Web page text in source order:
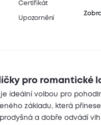
Certifikát
Upozornění
pro romantické
ideální volbou pro
základu, která
a dobře odvádí